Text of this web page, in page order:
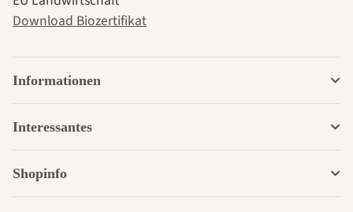
Download Biozertifikat
Informationen
Interessantes
Shopinfo